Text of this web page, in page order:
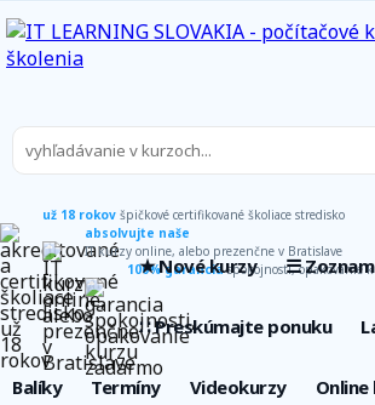
už 18 rokov špičkové certifikované školiace stredisko
absolvujte naše
IT kurzy online, alebo prezenčne v Bratislave
100% garanciaspokojnosti, opakovanie
★ Nové kurzy ☰
∷ Preskúmajte ponuku
Balíky Termíny Videokurzy